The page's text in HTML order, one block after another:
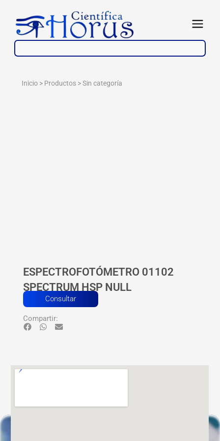
contenido
Abrir
Inicio > Productos >Sin categoría
ESPECTROFOTÓMETRO 01102
SPECTRUM HSP NULL
Consultar
Compartir: